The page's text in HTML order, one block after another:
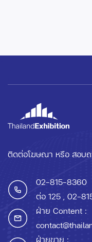
ติดต่อโฆษณา หรือ สอบ
02-815-8360
ต่อ 125 , 02-
ฝ่าย Content :
ฝ่ายขาย :